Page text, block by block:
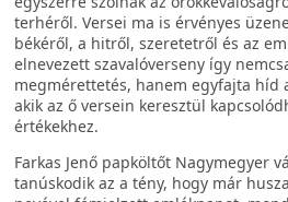
terhéről. Versei ma is érvényes
békéről, a hitről, szeretetről és az
elnevezett szavalóverseny így
megmérettetés, hanem egyfajta híd
akik az ő versein keresztül
értékekhez.
Farkas Jenő papköltőt Nagymegyer
tanúskodik az a tény, hogy már